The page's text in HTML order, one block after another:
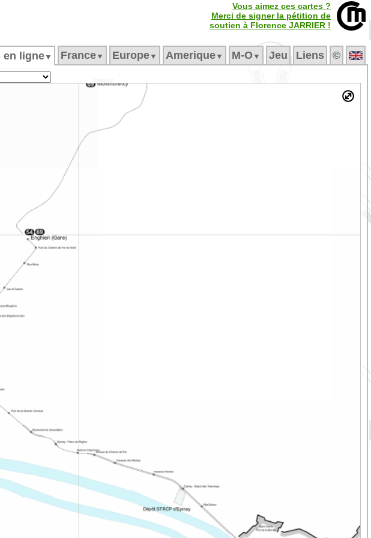
Vous aimez ces cartes ?
Merci de signer la pétition de
soutien à Florence JARRIER !
en ligne ▼ France ▼ Europe ▼ Amerique ▼ M‑O ▼ Jeu Liens ©